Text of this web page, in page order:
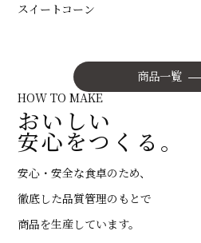
スイートコーン
商品一覧
HOW TO MAKE
おいしい
安心をつくる。
安心・安全な食卓のため、
徹底した品質管理のもとで
商品を生産しています。